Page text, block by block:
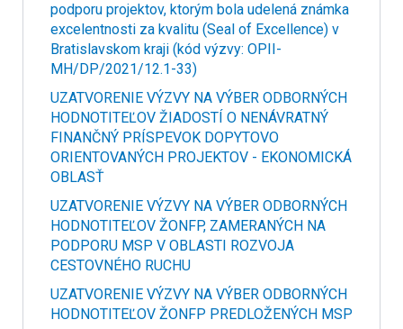
podporu projektov, ktorým bola udelená známka
excelentnosti za kvalitu (Seal of Excellence) v
Bratislavskom kraji (kód výzvy: OPII-
MH/DP/2021/12.1-33)
UZATVORENIE VÝZVY NA VÝBER ODBORNÝCH
HODNOTITEĽOV ŽIADOSTÍ O NENÁVRATNÝ
FINANČNÝ PRÍSPEVOK DOPYTOVO
ORIENTOVANÝCH PROJEKTOV - EKONOMICKÁ
OBLASŤ
UZATVORENIE VÝZVY NA VÝBER ODBORNÝCH
HODNOTITEĽOV ŽONFP, ZAMERANÝCH NA
PODPORU MSP V OBLASTI ROZVOJA
CESTOVNÉHO RUCHU
UZATVORENIE VÝZVY NA VÝBER ODBORNÝCH
HODNOTITEĽOV ŽONFP PREDLOŽENÝCH MSP